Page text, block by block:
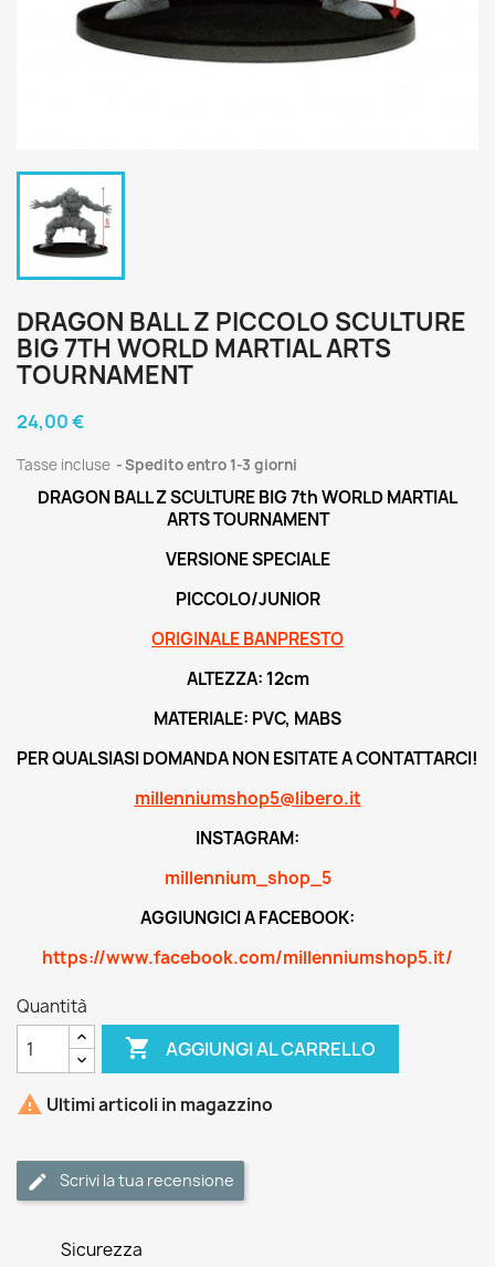
DRAGON BALL Z PICCOLO SCULTURE
BIG 7TH WORLD MARTIAL ARTS
TOURNAMENT
24,00 €
Tasse incluse Spedito entro 1-3 giorni
DRAGON BALL Z SCULTURE BIG 7th WORLD MARTIAL
ARTS TOURNAMENT
VERSIONE SPECIALE
PICCOLO/JUNIOR
ORIGINALE BANPRESTO
ALTEZZA: 12cm
MATERIALE: PVC, MABS
PER QUALSIASI DOMANDA NON ESITATE A CONTATTARCI!
millenniumshop5@libero.it
INSTAGRAM:
millennium_shop_5
AGGIUNGICI A FACEBOOK:
https://www.facebook.com/millenniumshop5.it/
Quantità
 AGGIUNGI AL CARRELLO
 Ultimi articoli in magazzino
Scrivi la tua recensione
Sicurezza